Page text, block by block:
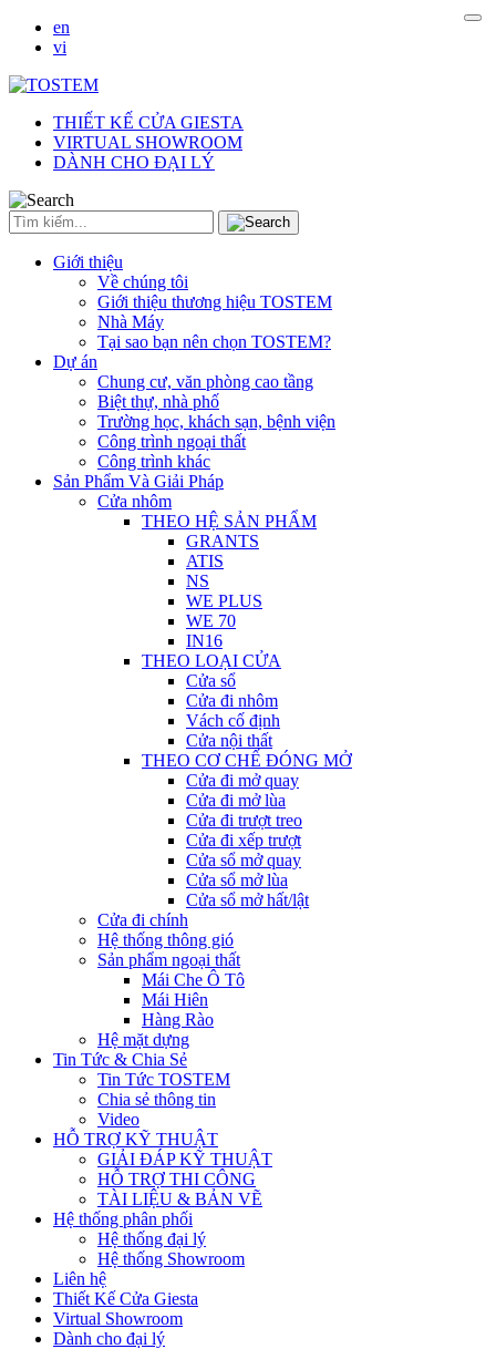
en
vi
THIẾT KẾ CỬA GIESTA
VIRTUAL SHOWROOM
DÀNH CHO ĐẠI LÝ
Giới thiệu
Về chúng tôi
Giới thiệu thương hiệu TOSTEM
Nhà Máy
Tại sao bạn nên chọn TOSTEM?
Dự án
Chung cư, văn phòng cao tầng
Biệt thự, nhà phố
Trường học, khách sạn, bệnh viện
Công trình ngoại thất
Công trình khác
Sản Phẩm Và Giải Pháp
Cửa nhôm
THEO HỆ SẢN PHẨM
GRANTS
ATIS
NS
WE PLUS
WE 70
IN16
THEO LOẠI CỬA
Cửa sổ
Cửa đi nhôm
Vách cố định
Cửa nội thất
THEO CƠ CHẾ ĐÓNG MỞ
Cửa đi mở quay
Cửa đi mở lùa
Cửa đi trượt treo
Cửa đi xếp trượt
Cửa sổ mở quay
Cửa sổ mở lùa
Cửa sổ mở hất/lật
Cửa đi chính
Hệ thống thông gió
Sản phẩm ngoại thất
Mái Che Ô Tô
Mái Hiên
Hàng Rào
Hệ mặt dựng
Tin Tức & Chia Sẻ
Tin Tức TOSTEM
Chia sẻ thông tin
Video
HỖ TRỢ KỸ THUẬT
GIẢI ĐÁP KỸ THUẬT
HỖ TRỢ THI CÔNG
TÀI LIỆU & BẢN VẼ
Hệ thống phân phối
Hệ thống đại lý
Hệ thống Showroom
Liên hệ
Thiết Kế Cửa Giesta
Virtual Showroom
Dành cho đại lý